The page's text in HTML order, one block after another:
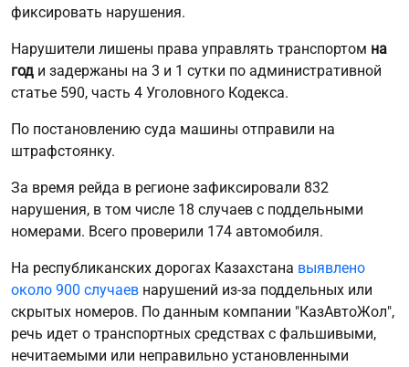
фиксировать нарушения.
Нарушители лишены права управлять транспортом на
год и задержаны на 3 и 1 сутки по административной
статье 590, часть 4 Уголовного Кодекса.
По постановлению суда машины отправили на
штрафстоянку.
За время рейда в регионе зафиксировали 832
нарушения, в том числе 18 случаев с поддельными
номерами. Всего проверили 174 автомобиля.
На республиканских дорогах Казахстана выявлено
около 900 случаев нарушений из-за поддельных или
скрытых номеров. По данным компании "КазАвтоЖол",
речь идет о транспортных средствах с фальшивыми,
нечитаемыми или неправильно установленными